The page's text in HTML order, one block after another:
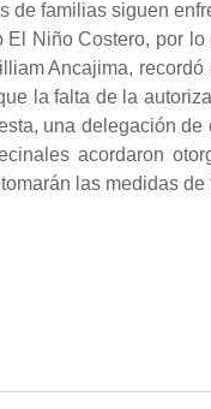
de familias siguen
El Niño Costero, por
Ancajima,
la falta de la
una delegación
acordaron
las medidas